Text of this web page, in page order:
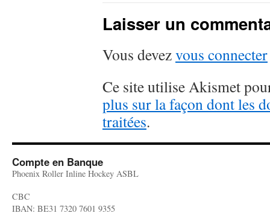
Laisser un
Vous devezvous connecter
Ce site utilise Akismet
plus sur la façon dont les
traitées.
Compte en Banque
Phoenix Roller Inline Hockey ASBL
CBC
IBAN: BE31 7320 7601 9355